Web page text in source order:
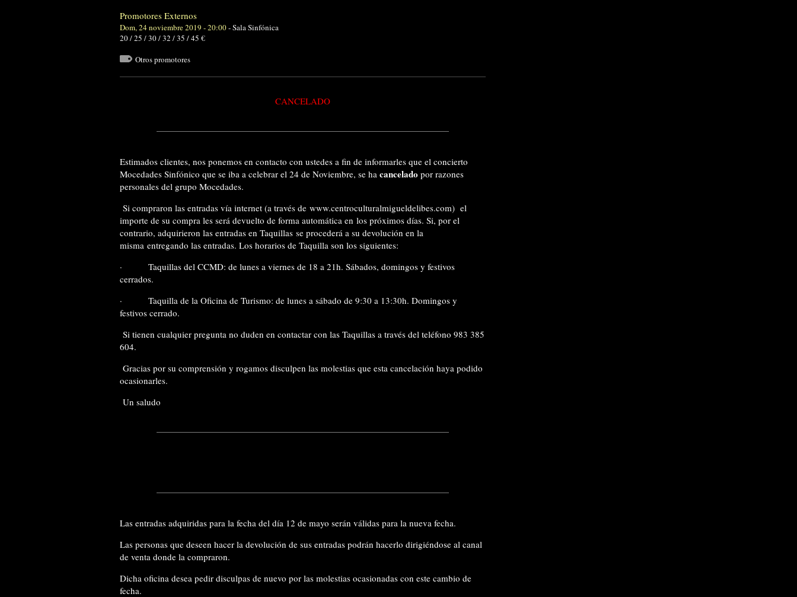
Promotores Externos
Dom, 24 noviembre 2019 - 20:00-Sala Sinfónica
20 / 25 / 30 / 32 / 35 / 45 €
Otros promotores
CANCELADO
Estimados clientes, nos ponemos en contacto con ustedes a fin de informarles que el concierto
Mocedades Sinfónico que se iba a celebrar el 24 de Noviembre, se ha cancelado por razones
personales del grupo Mocedades.
Si compraron las entradas vía internet (a través de www.centroculturalmigueldelibes.com) el
importe de su compra les será devuelto de forma automática en los próximos días. Si, por el
contrario, adquirieron las entradas en Taquillas se procederá a su devolución en la
misma entregando las entradas. Los horarios de Taquilla son los siguientes:
·
Taquillas del CCMD: de lunes a viernes de 18 a 21h. Sábados, domingos y festivos
cerrados.
·
Taquilla de la Oficina de Turismo: de lunes a sábado de 9:30 a 13:30h. Domingos y
festivos cerrado.
Si tienen cualquier pregunta no duden en contactar con las Taquillas a través del teléfono 983 385
604.
Gracias por su comprensión y rogamos disculpen las molestias que esta cancelación haya podido
ocasionarles.
Un saludo
Las entradas adquiridas para la fecha del día 12 de mayo serán válidas para la nueva fecha.
Las personas que deseen hacer la devolución de sus entradas podrán hacerlo dirigiéndose al canal
de venta donde la compraron.
Dicha oficina desea pedir disculpas de nuevo por las molestias ocasionadas con este cambio de
fecha.